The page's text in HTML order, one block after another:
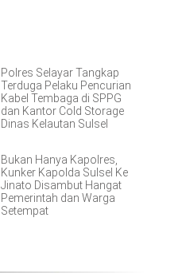
Polres Selayar Tangkap
Terduga Pelaku Pencurian
Kabel Tembaga di SPPG
dan Kantor Cold Storage
Dinas Kelautan Sulsel
Bukan Hanya Kapolres,
Kunker Kapolda Sulsel Ke
Jinato Disambut Hangat
Pemerintah dan Warga
Setempat